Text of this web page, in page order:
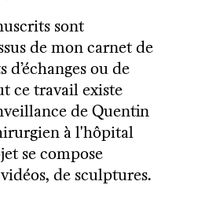
sont
de mon carnet de
ou de
ce travail existe
de Quentin
à l'hôpital
se compose
vidéos, de sculptures.